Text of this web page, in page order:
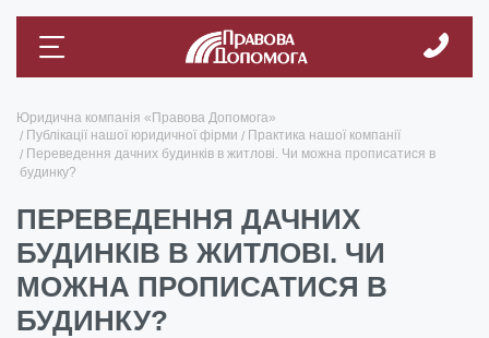
Юридична компанія «Правова Допомога»
Публікації нашої юридичної фірми
Практика нашої компанії
Переведення дачних будинків в житлові. Чи можна прописатися в
будинку?
ПЕРЕВЕДЕННЯ ДАЧНИХ
БУДИНКІВ В ЖИТЛОВІ. ЧИ
МОЖНА ПРОПИСАТИСЯ В
БУДИНКУ?